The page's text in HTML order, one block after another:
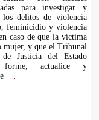
para investigar y
los delitos de violencia
feminicidio y violencia
caso de que la víctima
mujer, y que el Tribunal
de Justicia del Estado
forme, actualice y